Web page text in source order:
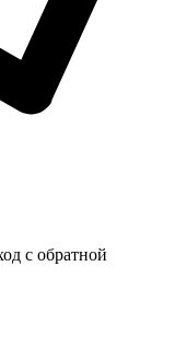
с обратной